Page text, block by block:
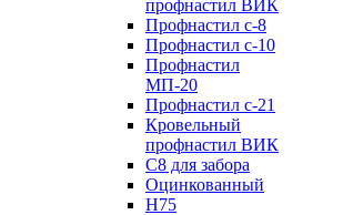
профнастил ВИК
Профнастил с-8
Профнастил с-10
Профнастил
МП-20
Профнастил с-21
Кровельный
профнастил ВИК
С8 для забора
Оцинкованный
Н75